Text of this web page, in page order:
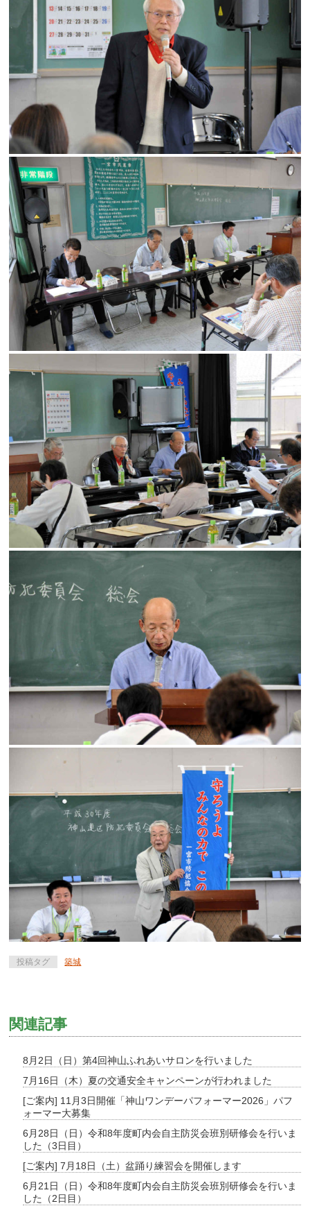
投稿タグ 築城
関連記事
8月2日（日）第4回神山ふれあいサロンを行いました
7月16日（木）夏の交通安全キャンペーンが行われました
[ご案内] 11月3日開催「神山ワンデーパフォーマー2026」パフ
ォーマー大募集
6月28日（日）令和8年度町内会自主防災会班別研修会を行いま
した（3日目）
[ご案内] 7月18日（土）盆踊り練習会を開催します
6月21日（日）令和8年度町内会自主防災会班別研修会を行いま
した（2日目）